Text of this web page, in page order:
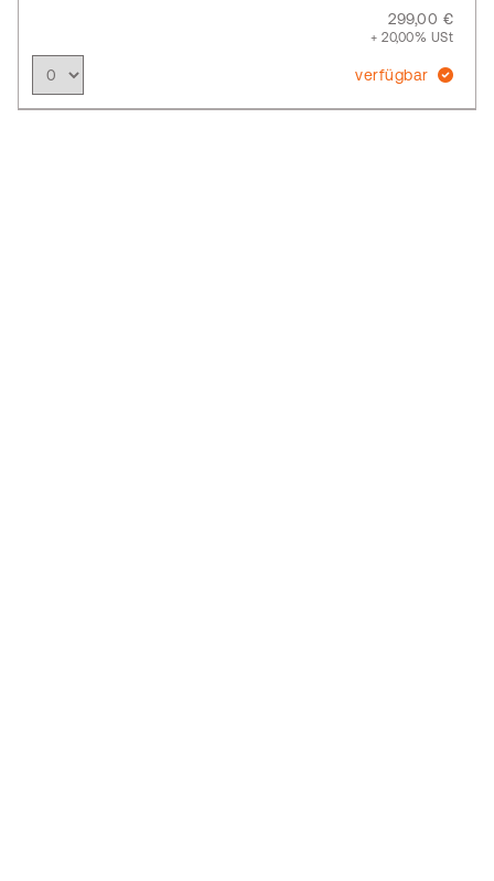
299,00 €
+ 20,00% USt
verfügbar